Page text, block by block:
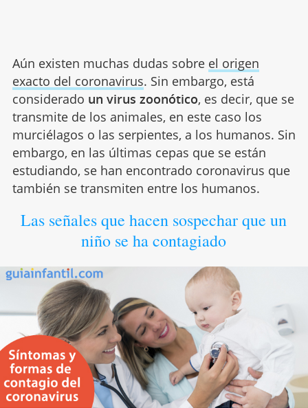
Aún existen muchas dudas sobre el origen
exacto del coronavirus. Sin embargo, está
considerado un virus zoonótico, es decir, que se
transmite de los animales, en este caso los
murciélagos o las serpientes, a los humanos. Sin
embargo, en las últimas cepas que se están
estudiando, se han encontrado coronavirus que
también se transmiten entre los humanos.
Las señales que hacen sospechar que un
niño se ha contagiado